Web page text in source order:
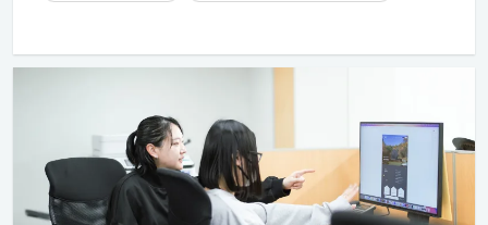
学歴不問
経験者優遇